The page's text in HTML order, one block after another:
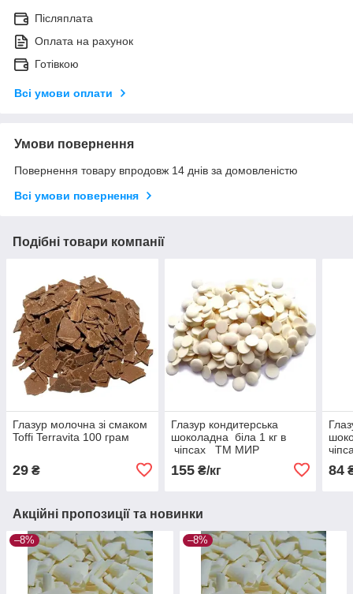
Післяплата
Оплата на рахунок
Готівкою
Всі умови оплати
Умови повернення
Повернення товару впродовж 14 днів за домовленістю
Всі умови повернення
Подібні товари компанії
Глазур молочна зі смаком
Toffi Terravita 100 грам
29 ₴
Глазур кондитерська
шоколадна біла 1 кг в
чіпсах ТМ МИР
155₴/кг 84
Акційні пропозиції та новинки
–8% –8%